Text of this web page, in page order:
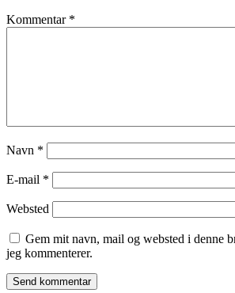
Kommentar *
Navn *
E-mail *
Websted
Gem mit navn, mail og websted i denne
jeg kommenterer.